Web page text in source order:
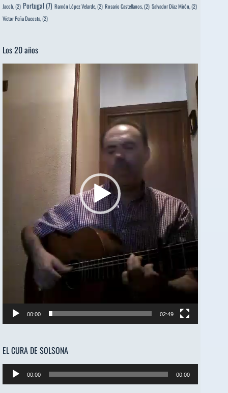
Jacob,(2) Portugal (7) Ramón López Velarde,(2) Rosario Castellanos,(2) Salvador Díaz Mirón,(2)
Víctor Peña Dacosta,(2)
Los 20 años
de
vídeo
00:00 02:49
EL CURA DE SOLSONA
Reproductor
de
00:00 00:00